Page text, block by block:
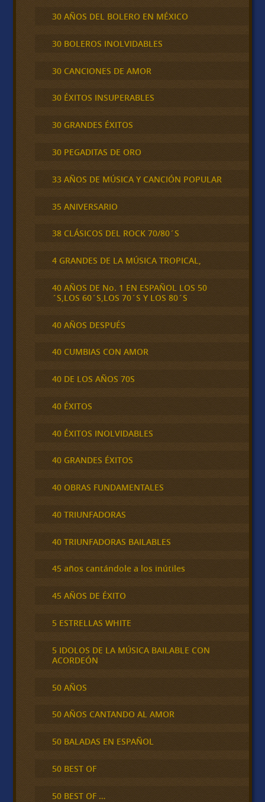
30 AÑOS DEL BOLERO EN MÉXICO
30 BOLEROS INOLVIDABLES
30 CANCIONES DE AMOR
30 ÉXITOS INSUPERABLES
30 GRANDES ÉXITOS
30 PEGADITAS DE ORO
33 AÑOS DE MÚSICA Y CANCIÓN POPULAR
35 ANIVERSARIO
38 CLÁSICOS DEL ROCK 70/80´S
4 GRANDES DE LA MÚSICA TROPICAL,
40 AÑOS DE No. 1 EN ESPAÑOL LOS 50
´S,LOS 60´S,LOS 70´S Y LOS 80´S
40 AÑOS DESPUÉS
40 CUMBIAS CON AMOR
40 DE LOS AÑOS 70S
40 ÉXITOS
40 ÉXITOS INOLVIDABLES
40 GRANDES ÉXITOS
40 OBRAS FUNDAMENTALES
40 TRIUNFADORAS
40 TRIUNFADORAS BAILABLES
45 años cantándole a los inútiles
45 AÑOS DE ÉXITO
5 ESTRELLAS WHITE
5 IDOLOS DE LA MÚSICA BAILABLE CON
ACORDEÓN
50 AÑOS
50 AÑOS CANTANDO AL AMOR
50 BALADAS EN ESPAÑOL
50 BEST OF
50 BEST OF …